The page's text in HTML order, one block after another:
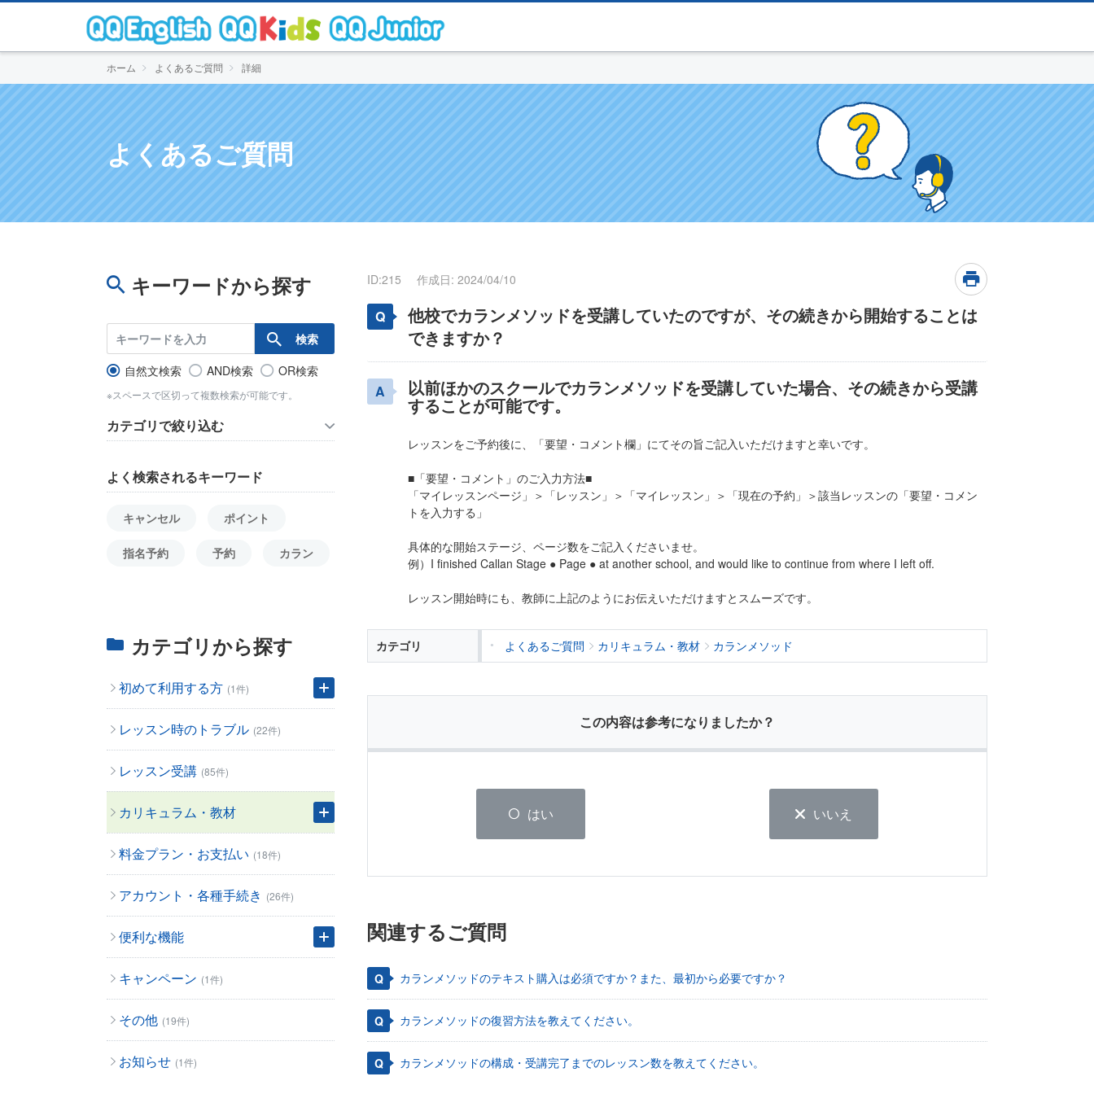
ホーム よくあるご質問 詳細
よくあるご質問
キーワードから探す
自然文検索 AND検索 OR検索
※スペースで区切って複数検索が可能です。
カテゴリで絞り込む
よく検索されるキーワード
キャンセル ポイント
指名予約 予約 カラン
カテゴリから探す
初めて利用する方 (1件)
レッスン時のトラブル (22件)
レッスン受講 (85件)
カリキュラム・教材
料金プラン・お支払い (18件)
アカウント・各種手続き (26件)
便利な機能
キャンペーン (1件)
その他 (19件)
お知らせ (1件)
ID:215 作成日: 2024/04/10
他校でカランメソッドを受講していたのですが、その続きから開始することは
できますか？
以前ほかのスクールでカランメソッドを受講していた場合、その続きから受講
することが可能です。
レッスンをご予約後に、「要望・コメント欄」にてその旨ご記入いただけますと幸いです。
■「要望・コメント」のご入力方法■
「マイレッスンページ」＞「レッスン」＞「マイレッスン」＞「現在の予約」＞該当レッスンの「要望・コメン
トを入力する」
具体的な開始ステージ、ページ数をご記入くださいませ。
例）I finished Callan Stage ● Page ● at another school, and would like to continue from where I left off.
レッスン開始時にも、教師に上記のようにお伝えいただけますとスムーズです。
カテゴリ よくあるご質問 カリキュラム・教材 カランメソッド
この内容は参考になりましたか？
はい いいえ
関連するご質問
カランメソッドのテキスト購入は必須ですか？また、最初から必要ですか？
カランメソッドの復習方法を教えてください。
カランメソッドの構成・受講完了までのレッスン数を教えてください。